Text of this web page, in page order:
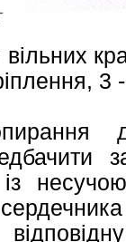
3
із